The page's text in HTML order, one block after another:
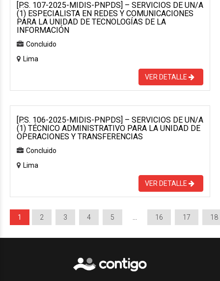
[P.S. 107-2025-MIDIS-PNPDS] – SERVICIOS DE UN/A
(1) ESPECIALISTA EN REDES Y COMUNICACIONES
PARA LA UNIDAD DE TECNOLOGÍAS DE LA
INFORMACIÓN
Concluido
Lima
VER DETALLE
[P.S. 106-2025-MIDIS-PNPDS] – SERVICIOS DE UN/A
(1) TÉCNICO ADMINISTRATIVO PARA LA UNIDAD DE
OPERACIONES Y TRANSFERENCIAS
Concluido
Lima
VER DETALLE
1 2 3 4 5 16 17 18